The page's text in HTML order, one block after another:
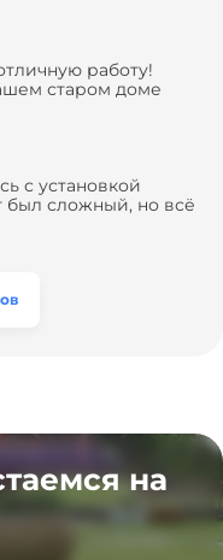
работу!
старом доме
справились на
и профессионально.
пытались
с выбором и
нам
демонтаж
с установкой
был сложный, но всё
выбрать
на